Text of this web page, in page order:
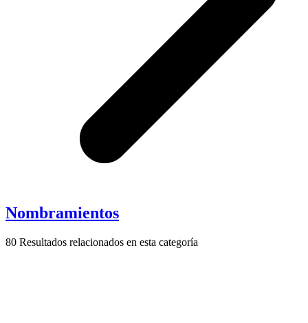
Nombramientos
80 Resultados relacionados en esta categoría